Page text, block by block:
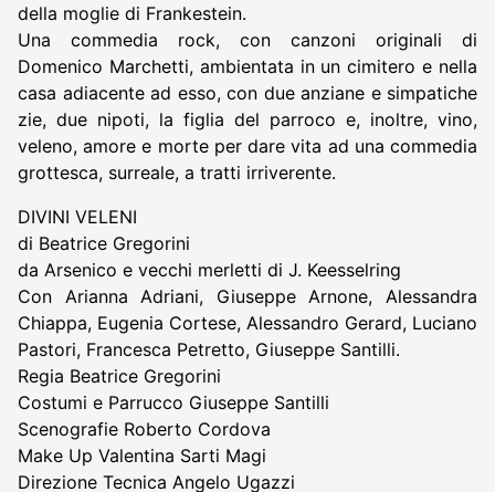
della moglie di Frankestein.
Una commedia rock, con canzoni originali di
Domenico Marchetti, ambientata in un cimitero e nella
casa adiacente ad esso, con due anziane e simpatiche
zie, due nipoti, la figlia del parroco e, inoltre, vino,
veleno, amore e morte per dare vita ad una commedia
grottesca, surreale, a tratti irriverente.
DIVINI VELENI
di Beatrice Gregorini
da Arsenico e vecchi merletti di J. Keesselring
Con Arianna Adriani, Giuseppe Arnone, Alessandra
Chiappa, Eugenia Cortese, Alessandro Gerard, Luciano
Pastori, Francesca Petretto, Giuseppe Santilli.
Regia Beatrice Gregorini
Costumi e Parrucco Giuseppe Santilli
Scenografie Roberto Cordova
Make Up Valentina Sarti Magi
Direzione Tecnica Angelo Ugazzi